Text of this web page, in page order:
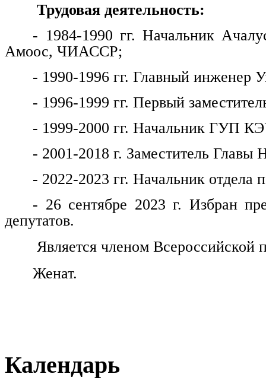
Трудовая деятельность:
- 1984-1990 гг. Начальник
Амоос, ЧИАССР;
- 1990-1996 гг. Главный
- 1996-1999 гг. Первый
- 1999-2000 гг. Начальник ГУП
- 2001-2018 г. Заместитель Главы
- 2022-2023 гг. Начальник
- 26 сентябре 2023 г. Избран
депутатов.
Является членом Всероссийской
Женат.
Календарь